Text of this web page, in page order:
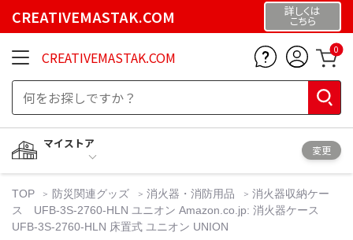
CREATIVEMASTAK.COM 詳しくは
こちら
CREATIVEMASTAK.COM 0
マイストア
変更
TOP 防災関連グッズ 消火器・消防用品
消火器収納ケー
ス UFB-3S-2760-HLN ユニオン Amazon.co.jp: 消火器ケース
UFB-3S-2760-HLN 床置式 ユニオン UNION